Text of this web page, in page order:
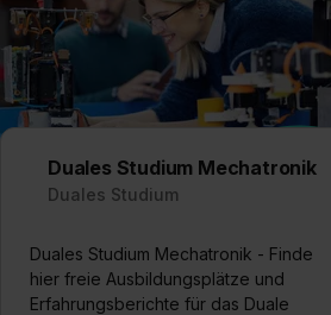
Duales Studium Mechatronik
Duales Studium
Duales Studium Mechatronik - Finde
hier freie Ausbildungsplätze und
Erfahrungsberichte für das Duale